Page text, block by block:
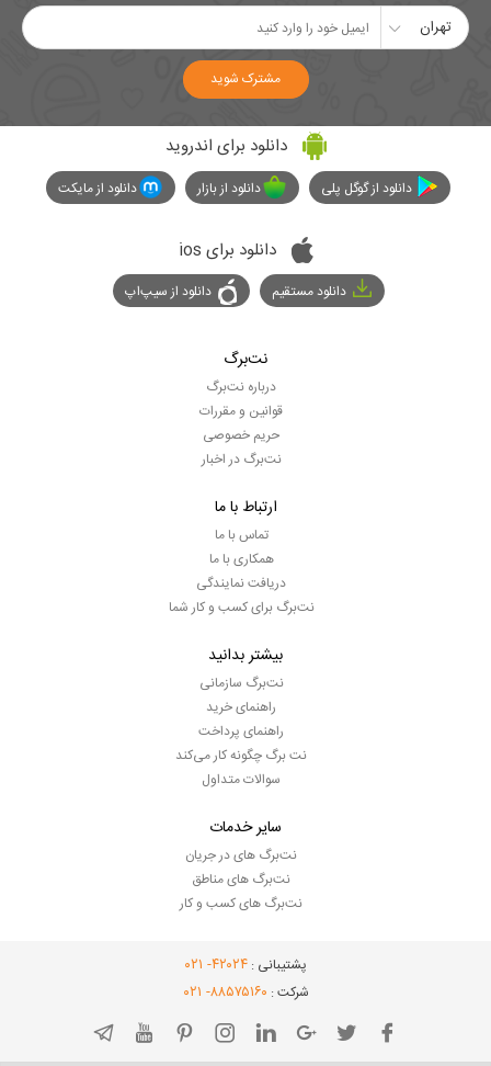
تهران
مشترک شوید
دانلود برای اندروید
دانلود از گوگل پلی دانلود از بازار دانلود از مایکت
دانلود برای ios
دانلود مستقیم دانلود از سیپ‌اپ
نت‌برگ
درباره نت‌برگ
قوانین و مقررات
حریم خصوصی
نت‌برگ در اخبار
ارتباط با ما
تماس با ما
همکاری با ما
دریافت نمایندگی
نت‌برگ برای کسب و کار شما
بیشتر بدانید
نت‌برگ سازمانی
راهنمای خرید
راهنمای پرداخت
نت برگ چگونه کار می‌کند
سوالات متداول
سایر خدمات
نت‌برگ های در جریان
نت‌برگ های مناطق
نت‌برگ های کسب و کار
پشتیبانی : ۴۲۰۲۴- ۰۲۱
شرکت : ۸۸۵۷۵۱۶۰- ۰۲۱